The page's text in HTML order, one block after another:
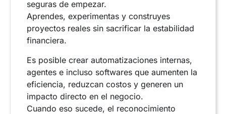
seguras de empezar.
Aprendes, experimentas y construyes
proyectos reales sin sacrificar la estabilidad
financiera.
Es posible crear automatizaciones internas,
agentes e incluso softwares que aumenten la
eficiencia, reduzcan costos y generen un
impacto directo en el negocio.
Cuando eso sucede, el reconocimiento